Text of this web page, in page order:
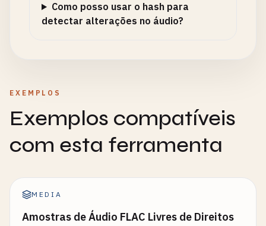
Como posso usar o hash para
detectar alterações no áudio?
EXEMPLOS
Exemplos compatíveis
com esta ferramenta
MEDIA
Amostras de Áudio FLAC Livres de Direitos